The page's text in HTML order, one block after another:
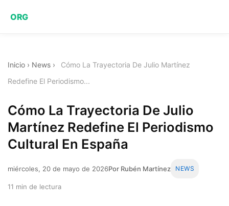
ORG
Inicio › News ›
Cómo La Trayectoria De Julio Martínez
Redefine El Periodismo...
Cómo La Trayectoria De Julio
Martínez Redefine El Periodismo
Cultural En España
miércoles, 20 de mayo de 2026Por Rubén Martínez NEWS
11 min de lectura